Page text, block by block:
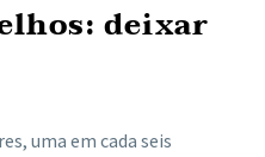
deixar
uma em cada seis